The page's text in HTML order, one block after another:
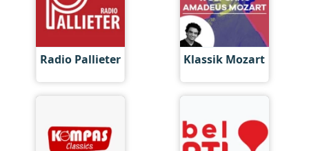
Radio Pallieter Klassik Mozart